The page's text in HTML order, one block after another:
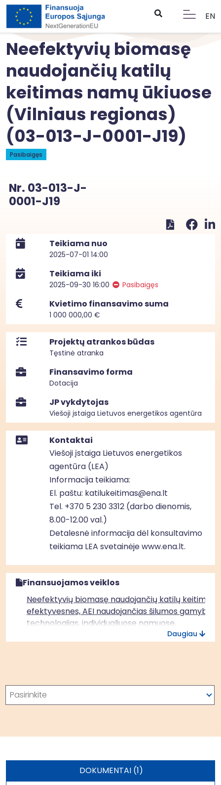
EN
Neefektyvių biomasę
naudojančių katilų
keitimas namų ūkiuose
(Vilniaus regionas)
(03-013-J-0001-J19)
Pasibaigęs
Nr. 03-013-J-
0001-J19
Teikiama nuo
2025-07-01 14:00
Teikiama iki
2025-09-30 16:00 Pasibaigęs
Kvietimo finansavimo suma
1 000 000,00 €
Projektų atrankos būdas
Tęstinė atranka
Finansavimo forma
Dotacija
JP vykdytojas
Viešoji įstaiga Lietuvos energetikos agentūra
Kontaktai
Viešoji įstaiga Lietuvos energetikos
agentūra (LEA)
Informacija teikiama:
El. paštu: katilukeitimas@ena.lt
Tel. +370 5 230 3312(darbo dienomis,
8.00-12.00 val.)
Detalesnė informacija dėl konsultavimo
teikiama LEA svetainėjewww.ena.lt.
Finansuojamos veiklos
Neefektyvių biomasę naudojančių katilų keitimas į
efektyvesnes, AEI naudojančias šilumos gamybos
technologijas, individualiuose namuose,
neprijungtuose prie CŠT visoje LietuvojeDaugiau
Paieška
Pasirinkite
DOKUMENTAI (1)